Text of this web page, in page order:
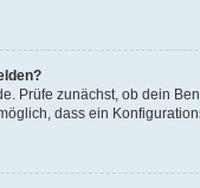
Prüfe zunächst, ob dein
dass ein